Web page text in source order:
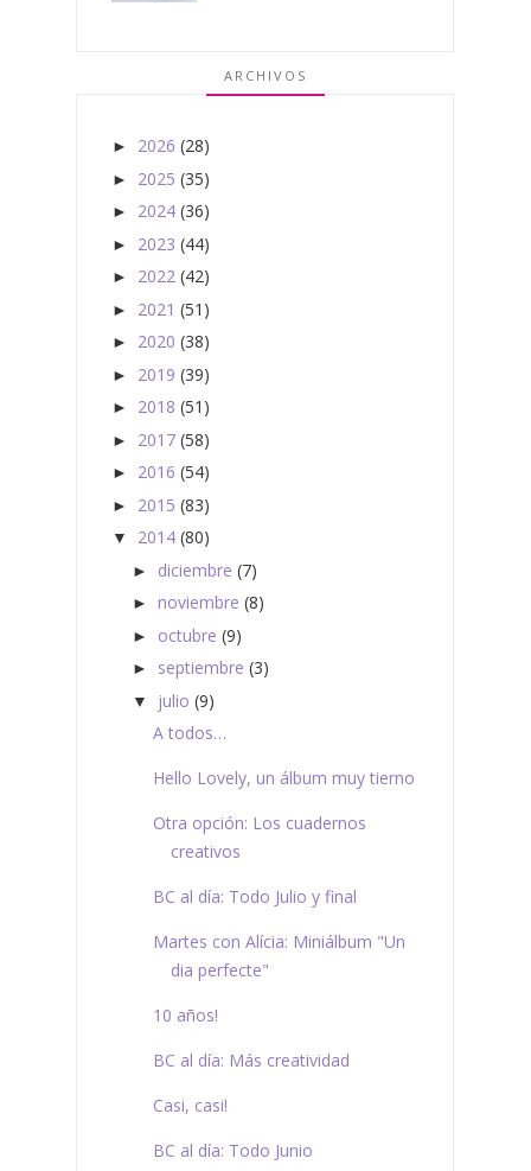
ARCHIVOS
► 2026 (28)
► 2025 (35)
► 2024 (36)
► 2023 (44)
► 2022 (42)
► 2021 (51)
► 2020 (38)
► 2019 (39)
► 2018 (51)
► 2017 (58)
► 2016 (54)
► 2015 (83)
▼ 2014 (80)
► diciembre (7)
► noviembre (8)
► octubre (9)
► septiembre (3)
▼ julio (9)
A todos…
Hello Lovely, un álbum muy tierno
Otra opción: Los cuadernos
creativos
BC al día: Todo Julio y final
Martes con Alícia: Miniálbum "Un
dia perfecte"
10 años!
BC al día: Más creatividad
Casi, casi!
BC al día: Todo Junio